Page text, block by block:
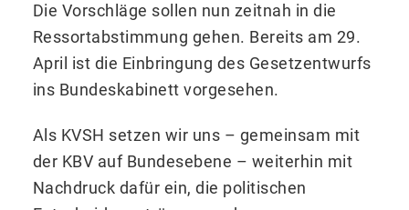
Die Vorschläge sollen nun zeitnah in die
Ressortabstimmung gehen. Bereits am 29.
April ist die Einbringung des Gesetzentwurfs
ins Bundeskabinett vorgesehen.
Als KVSH setzen wir uns – gemeinsam mit
der KBV auf Bundesebene – weiterhin mit
Nachdruck dafür ein, die politischen